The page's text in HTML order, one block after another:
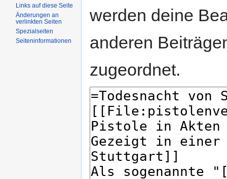
werden deine
anderen
zugeordnet.
Links auf diese Seite
Änderungen an
verlinkten Seiten
Spezialseiten
Seiteninformationen